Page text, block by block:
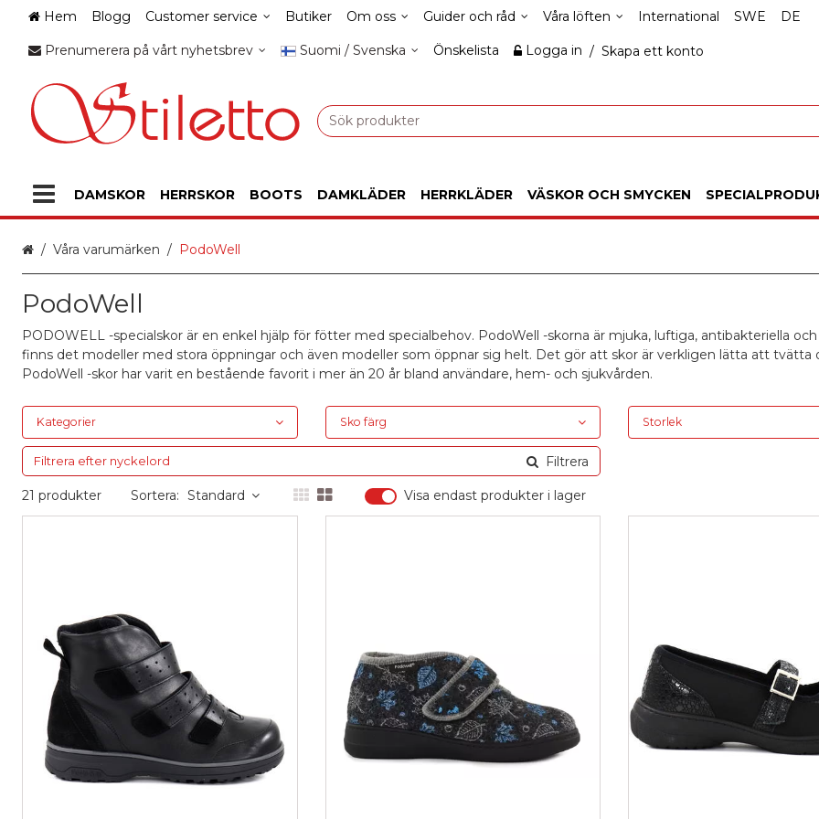
Hem Blogg Customer service Butiker Om oss Guider och råd Våra löften International SWE DE
Prenumerera på vårt nyhetsbrev Suomi / Svenska Önskelista Logga in / Skapa ett konto
DAMSKOR HERRSKOR BOOTS DAMKLÄDER HERRKLÄDER VÄSKOR OCH SMYCKEN
HemVåra varumärken PodoWell
PodoWell
PODOWELL -specialskor är en enkel hjälp för fötter med specialbehov. PodoWell -skorna är mjuka, luftiga, antibakteriella
finns det modeller med stora öppningar och även modeller som öppnar sig helt. Det gör att skor är verkligen lätta att tvätta
PodoWell -skor har varit en bestående favorit i mer än 20 år bland användare, hem- och sjukvården.
Kategorier Sko färg Storlek
Filtrera
21 produkter Sortera: Standard Visa endast produkter i lager